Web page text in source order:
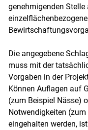
genehmigenden
Die angegebene
muss mit der
Vorgaben in der
Können Auflagen auf
(zum Beispiel Nässe)
Notwendigkeiten
eingehalten werden,